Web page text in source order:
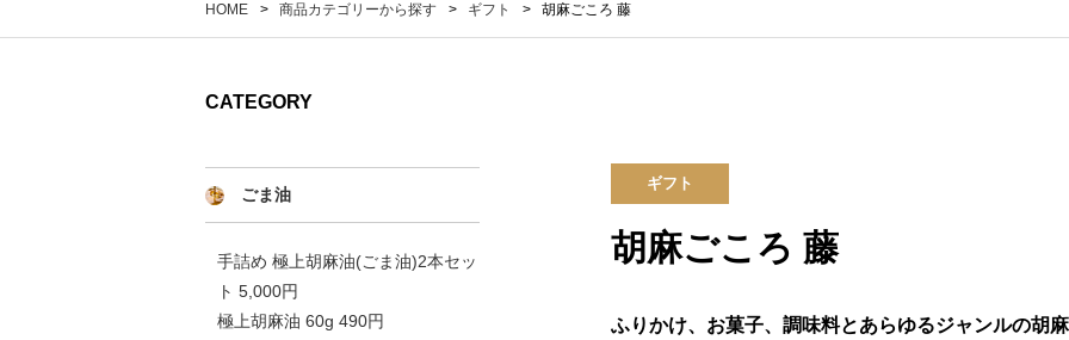
HOME > 商品カテゴリーから探す > ギフト > 胡麻ごころ 藤
ギフト
胡麻ごころ 藤
ふりかけ、お菓子、調味料とあらゆるジャンルの胡
CATEGORY
ごま油
手詰め 極上胡麻油(ごま油)2本セッ
ト 5,000円
極上胡麻油 60g 490円